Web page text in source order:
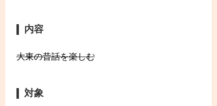
内容
大東の昔話を楽しむ
対象